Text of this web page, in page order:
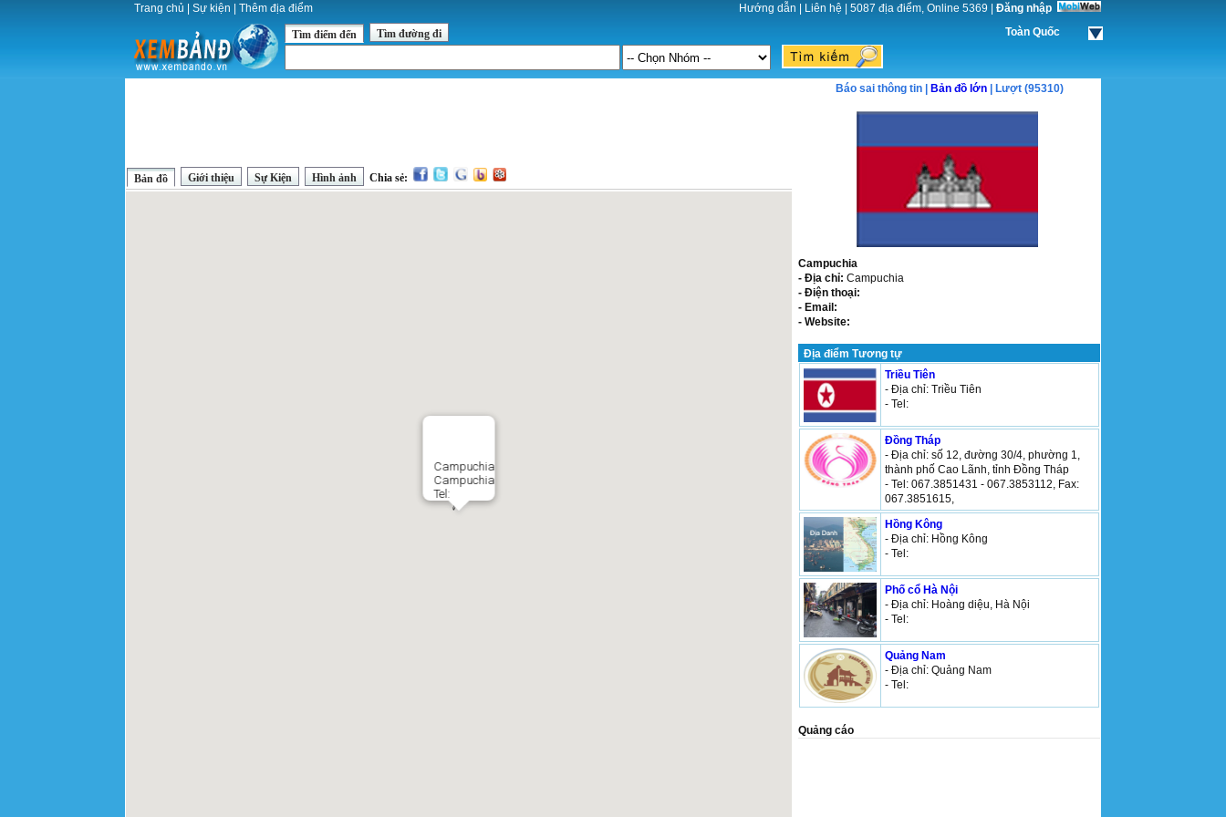
Trang chủ Sự kiện Thêm địa điểm Hướng dẫn Liên hệ 5087 địa điểm, Online 5369
Đăng nhập
Toàn Quốc
Tìm điểm đến Tìm đường đi
Bản đồ Giới thiệu Sự Kiện Hình ảnh Chia sẻ:
Campuchia
Campuchia
Tel:
Báo sai thông tin | Bản đồ lớn | Lượt (95310)
Campuchia
- Địa chỉ: Campuchia
- Điện thoại:
- Email:
- Website:
Địa điểm Tương tự
Triều Tiên
- Địa chỉ: Triều Tiên
- Tel:
Đồng Tháp
- Địa chỉ: số 12, đường 30/4, phường 1,
thành phố Cao Lãnh, tỉnh Đồng Tháp
- Tel: 067.3851431 - 067.3853112, Fax:
067.3851615,
Hồng Kông
- Địa chỉ: Hồng Kông
- Tel:
Phố cổ Hà Nội
- Địa chỉ: Hoàng diệu, Hà Nội
- Tel:
Quảng Nam
- Địa chỉ: Quảng Nam
- Tel:
Quảng cáo